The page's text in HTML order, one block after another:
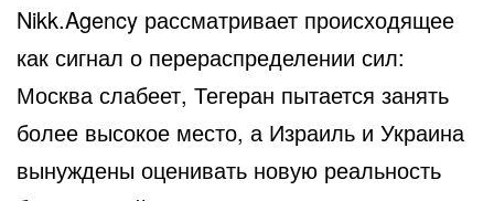
Nikk.Agency рассматривает происходящее
как сигнал о перераспределении сил:
Москва слабеет, Тегеран пытается занять
более высокое место, а Израиль и Украина
вынуждены оценивать новую реальность